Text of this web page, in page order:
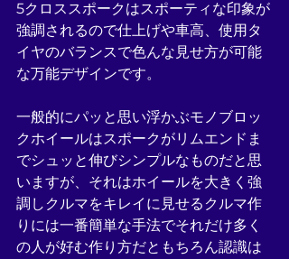
5クロススポークはスポーティな印象が
強調されるので仕上げや車高、使用タ
イヤのバランスで色んな見せ方が可能
な万能デザインです。
一般的にパッと思い浮かぶモノブロッ
クホイールはスポークがリムエンドま
でシュッと伸びシンプルなものだと思
いますが、それはホイールを大きく強
調しクルマをキレイに見せるクルマ作
りには一番簡単な手法でそれだけ多く
の人が好む作り方だともちろん認識は